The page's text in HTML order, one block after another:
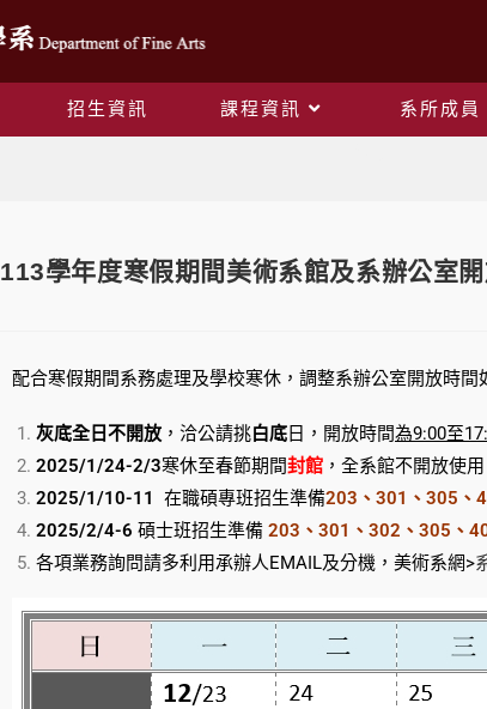
招生資訊 課程資訊 系所成員
113學年度寒假期間美術系館及系辦公室
配合寒假期間系務處理及學校寒休，調整系辦公室開放時間
灰底全日不開放 ，洽公請挑白底日，開放時間為9:00至
2025/1/24-2/3寒休至春節期間封館 ，全系館不開放使用
2025/1/10-11
在職碩專班招生準備203、301、305、
2025/2/4-6 碩士班招生準備 203、301、302、305、
各項業務詢問請多利用承辦人EMAIL及分機，美術系網>